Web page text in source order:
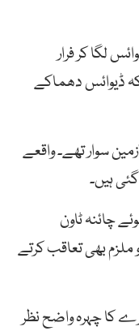
لگا کر فرار
ڈیوائس دھماکے
سوار تھے۔ واقعے
ہیں۔
چائنہ ٹاون
ملزم بھی تعاقب کرتے
کا چہرہ واضح نظر